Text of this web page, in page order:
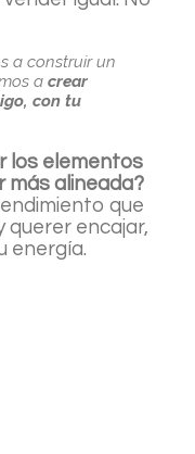
a construir un
acrear
con tu
los elementos
alineada?
que
querer encajar,
energía.